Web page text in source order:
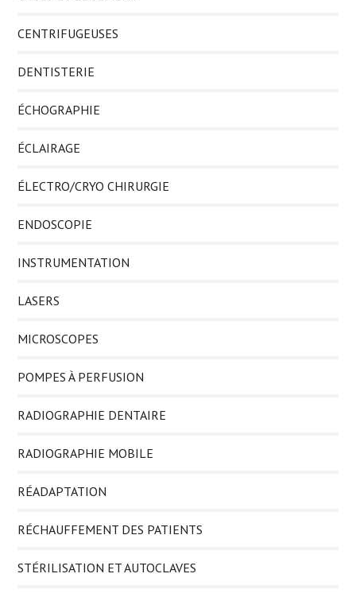
CENTRIFUGEUSES
DENTISTERIE
ÉCHOGRAPHIE
ÉCLAIRAGE
ÉLECTRO/CRYO CHIRURGIE
ENDOSCOPIE
INSTRUMENTATION
LASERS
MICROSCOPES
POMPES À PERFUSION
RADIOGRAPHIE DENTAIRE
RADIOGRAPHIE MOBILE
RÉADAPTATION
RÉCHAUFFEMENT DES PATIENTS
STÉRILISATION ET AUTOCLAVES